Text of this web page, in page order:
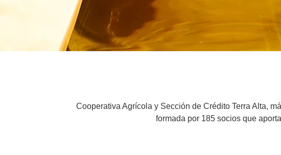
Cooperativa Agrícola y Sección de Crédito Terra Alta,
formada por 185 socios que